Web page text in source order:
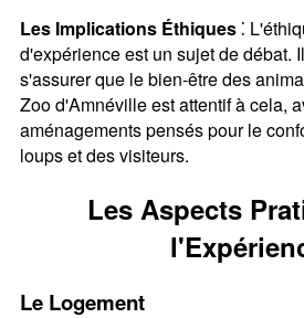
Les Implications Éthiques⁚
d'expérience est un sujet de débat.
s'assurer que le bien-être des
Zoo d'Amnéville est attentif à cela,
aménagements pensés pour le
loups et des visiteurs.
Les Aspects
Le Logement